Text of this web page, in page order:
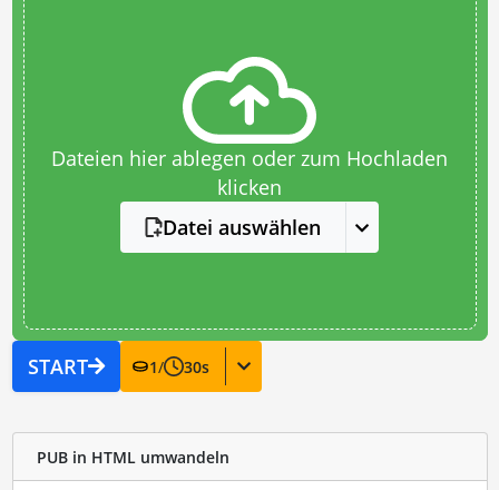
Dateien hier ablegen oder zum Hochladen
klicken
Datei auswählen
START 1/ 30s
PUB in HTML umwandeln